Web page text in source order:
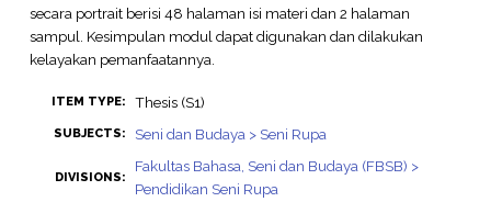
secara portrait berisi 48 halaman isi materi dan 2 halaman
sampul. Kesimpulan modul dapat digunakan dan dilakukan
kelayakan pemanfaatannya.
ITEM TYPE: Thesis (S1)
SUBJECTS: Seni dan Budaya > Seni Rupa
DIVISIONS:
Fakultas Bahasa, Seni dan Budaya (FBSB) >
Pendidikan Seni Rupa